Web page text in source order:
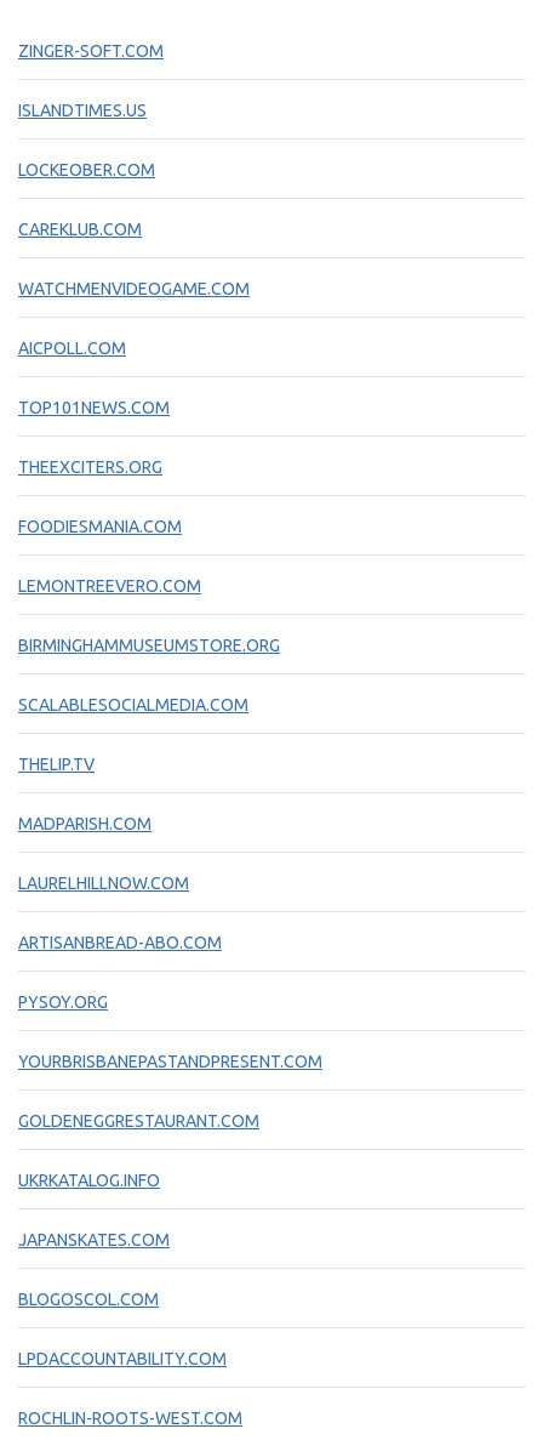
ZINGER-SOFT.COM
ISLANDTIMES.US
LOCKEOBER.COM
CAREKLUB.COM
WATCHMENVIDEOGAME.COM
AICPOLL.COM
TOP101NEWS.COM
THEEXCITERS.ORG
FOODIESMANIA.COM
LEMONTREEVERO.COM
BIRMINGHAMMUSEUMSTORE.ORG
SCALABLESOCIALMEDIA.COM
THELIP.TV
MADPARISH.COM
LAURELHILLNOW.COM
ARTISANBREAD-ABO.COM
PYSOY.ORG
YOURBRISBANEPASTANDPRESENT.COM
GOLDENEGGRESTAURANT.COM
UKRKATALOG.INFO
JAPANSKATES.COM
BLOGOSCOL.COM
LPDACCOUNTABILITY.COM
ROCHLIN-ROOTS-WEST.COM